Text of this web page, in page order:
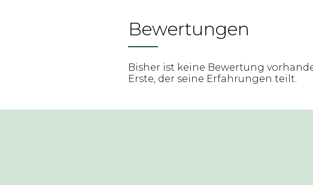
Bewertungen
Bisher ist keine Bewertung
Erste, der seine Erfahrungen teilt.